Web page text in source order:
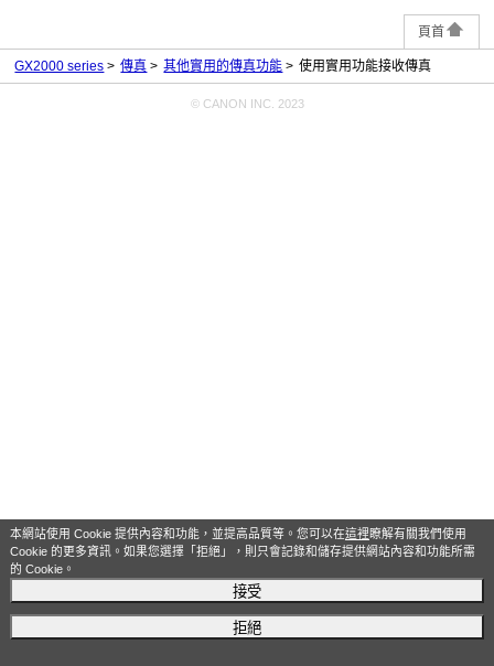
本網站使用 Cookie 提供內容和功能，並提高品質等。您可以在這裡瞭解有關我們使用
Cookie 的更多資訊。如果您選擇「拒絕」，則只會記錄和儲存提供網站內容和功能所需
的 Cookie。
接受
拒絕
頁首
GX2000 series 傳真 其他實用的傳真功能 使用實用功能接收傳真
© CANON INC. 2023